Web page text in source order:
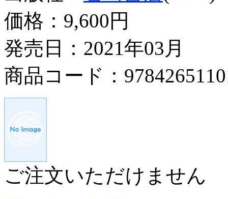
価格： 9,600円
発売日：2021年03月
商品コード：
ご注文いただけません